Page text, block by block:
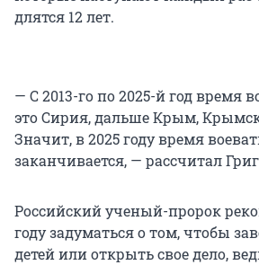
длятся 12 лет.
— С 2013-го по 2025-й год время
это Сирия, дальше Крым,
Значит, в 2025 году время
заканчивается, — рассчитал
Российский ученый-пророк
году задуматься о том, чтобы
детей или открыть свое дело,